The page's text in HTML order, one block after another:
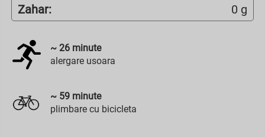
Zahar:
0 g
~ 26 minute
alergare usoara
~ 59 minute
plimbare cu bicicleta